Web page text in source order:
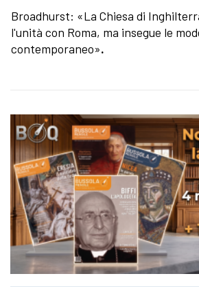
Broadhurst: «La Chiesa di
l'unità con Roma, ma insegue le
contemporaneo».